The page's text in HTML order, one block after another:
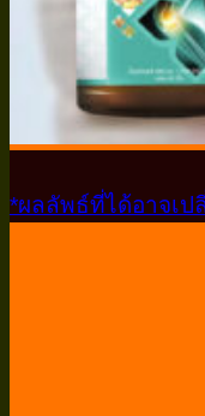
*ผลลัพธ์ที่ได้อาจเป